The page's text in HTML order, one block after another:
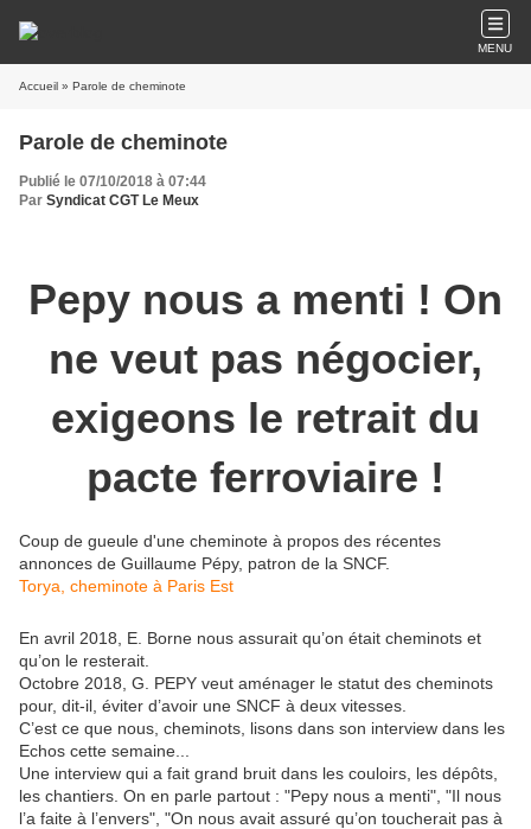
MENU
Accueil » Parole de cheminote
Parole de cheminote
Publié le 07/10/2018 à 07:44
Par Syndicat CGT Le Meux
Pepy nous a menti ! On
ne veut pas négocier,
exigeons le retrait du
pacte ferroviaire !
Coup de gueule d'une cheminote à propos des récentes
annonces de Guillaume Pépy, patron de la SNCF.
Torya, cheminote à Paris Est
En avril 2018, E. Borne nous assurait qu’on était cheminots et
qu’on le resterait.
Octobre 2018, G. PEPY veut aménager le statut des cheminots
pour, dit-il, éviter d’avoir une SNCF à deux vitesses.
C’est ce que nous, cheminots, lisons dans son interview dans les
Echos cette semaine...
Une interview qui a fait grand bruit dans les couloirs, les dépôts,
les chantiers. On en parle partout : "Pepy nous a menti", "Il nous
l’a faite à l’envers", "On nous avait assuré qu’on toucherait pas à